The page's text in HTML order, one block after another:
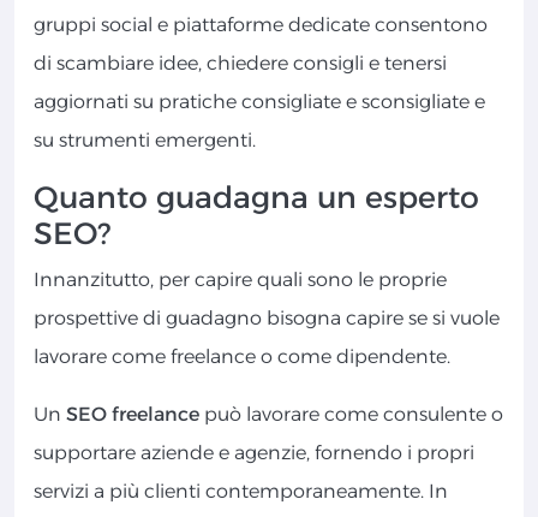
gruppi social e piattaforme dedicate consentono
di scambiare idee, chiedere consigli e tenersi
aggiornati su pratiche consigliate e sconsigliate e
su strumenti emergenti.
Quanto guadagna un esperto
SEO?
Innanzitutto, per capire quali sono le proprie
prospettive di guadagno bisogna capire se si vuole
lavorare come freelance o come dipendente.
Un SEO freelance può lavorare come consulente o
supportare aziende e agenzie, fornendo i propri
servizi a più clienti contemporaneamente. In